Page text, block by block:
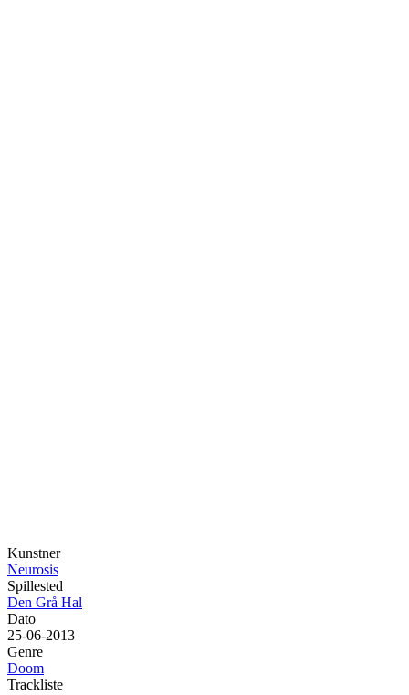
Kunstner
Neurosis
Spillested
Den Grå Hal
Dato
25-06-2013
Genre
Doom
Trackliste